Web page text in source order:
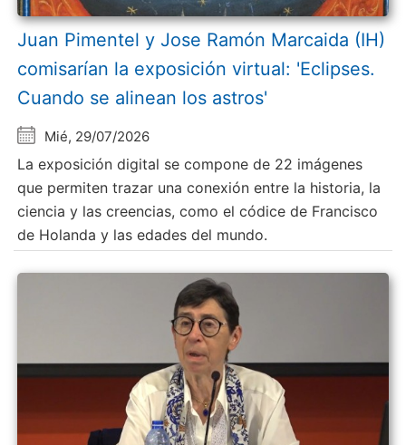
Juan Pimentel y Jose Ramón Marcaida (IH)
comisarían la exposición virtual: 'Eclipses.
Cuando se alinean los astros'
Mié, 29/07/2026
La exposición digital se compone de 22 imágenes
que permiten trazar una conexión entre la historia, la
ciencia y las creencias, como el códice de Francisco
de Holanda y las edades del mundo.